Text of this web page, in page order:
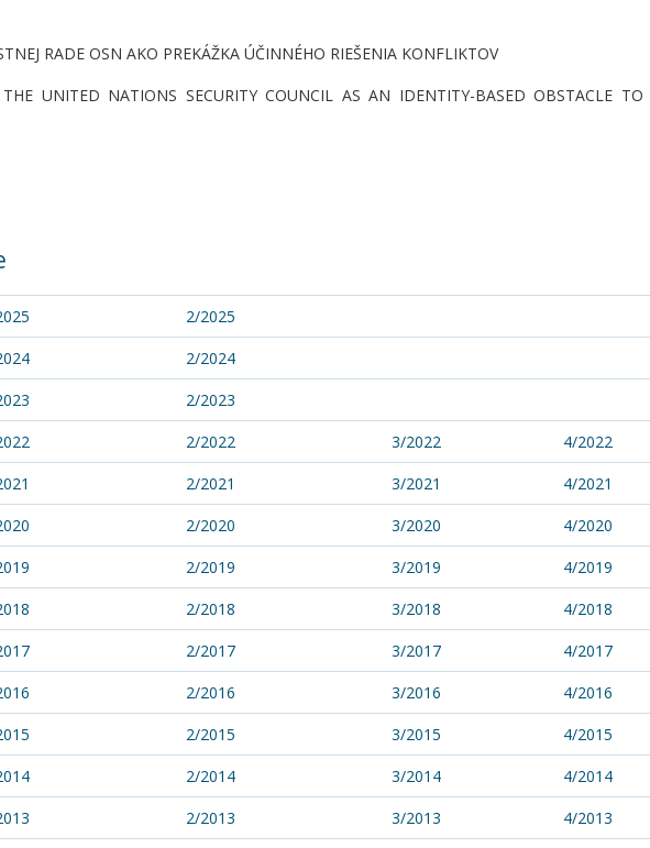
RADE OSN AKO PREKÁŽKA ÚČINNÉHO RIEŠENIA KONFLIKTOV
UNITED NATIONS SECURITY COUNCIL AS AN IDENTITY-BASED OBSTACLE TO
2/2025
2/2024
2/2023
2/2022 3/2022
4/2022
2/2021 3/2021
4/2021
2/2020 3/2020
4/2020
2/2019 3/2019
4/2019
2/2018 3/2018
4/2018
2/2017 3/2017
4/2017
2/2016 3/2016
4/2016
2/2015 3/2015
4/2015
2/2014 3/2014
4/2014
2/2013 3/2013
4/2013